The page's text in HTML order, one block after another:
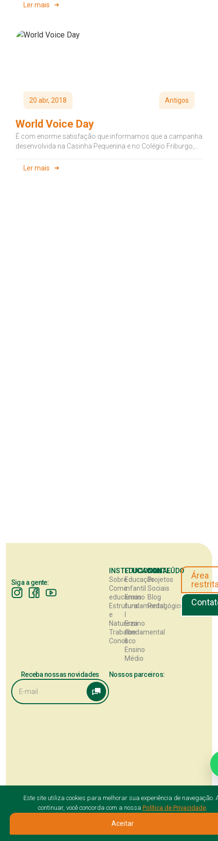
Ler mais
20 abr, 2018 Antigos
World Voice Day
É com enorme satisfação que informamos que a campanha
desenvolvida na Casinha Pequenina e no Colégio Friburgo,
Ler mais
Siga a gente:
INSTITUCIONAL
Sobre
Como
educamos
Estrutura
e
Natureza
Trabalhe
Conosco
EDUCACIONAL
Educação
infantil
Ensino
fundamental
Ensino
fundamental
II
Ensino
Médio
CONTEÚDO
Blog
Pedagógico
Projetos
Sociais
Área
Receba nossas novidades Nossos parceiros:
Este site utiliza cookies para melhorar sua experiência de navegação.
continuar, você concorda com a nossa Política de Privacidade.
Aceitar